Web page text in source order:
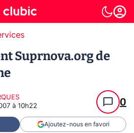
Suprnova.org de
à 10h22 0
Ajoutez-nous en favori